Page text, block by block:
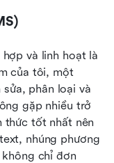
và linh hoạt là
của tôi, một
phân loại và
gặp nhiều trở
thức tốt nhất nên
nhúng phương
chỉ đơn